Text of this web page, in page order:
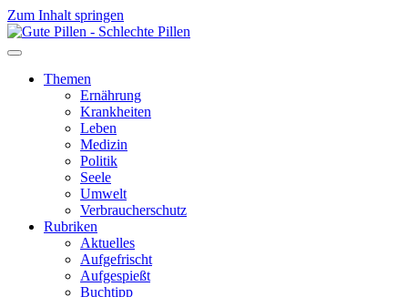
Zum Inhalt springen
Themen
Ernährung
Krankheiten
Leben
Medizin
Politik
Seele
Umwelt
Verbraucherschutz
Rubriken
Aktuelles
Aufgefrischt
Aufgespießt
Buchtipp